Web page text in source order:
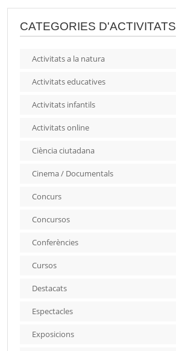
CATEGORIES D'ACTIVITATS
Activitats a la natura
Activitats educatives
Activitats infantils
Activitats online
Ciència ciutadana
Cinema / Documentals
Concurs
Concursos
Conferències
Cursos
Destacats
Espectacles
Exposicions